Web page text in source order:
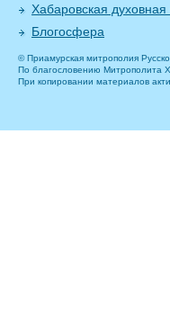
Хабаровская
Блогосфера
© Приамурская митрополия
По благословению Митрополита
При копировании материалов